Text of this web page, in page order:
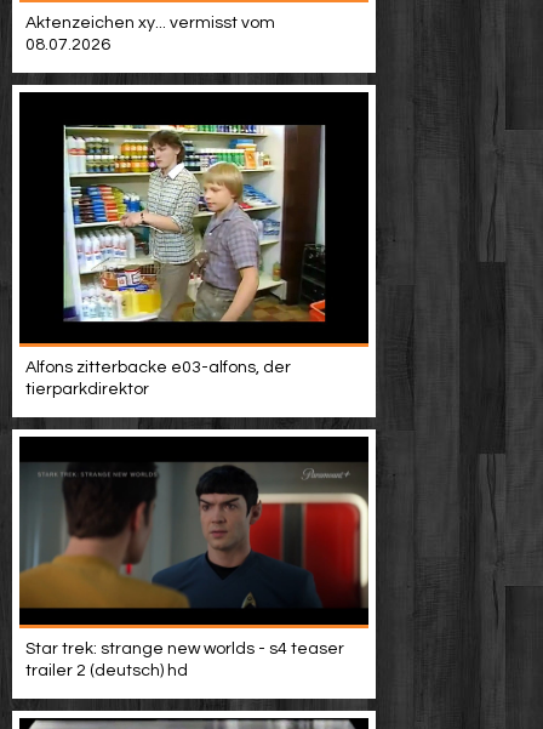
Aktenzeichen xy... vermisst vom
08.07.2026
Alfons zitterbacke e03-alfons, der
tierparkdirektor
Star trek: strange new worlds - s4 teaser
trailer 2 (deutsch) hd